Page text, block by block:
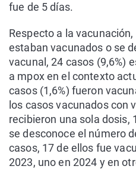
fue de 5 días.
Respecto a la
estaban vacunados o se
vacunal, 24 casos (9,6%)
a mpox en el contexto
casos (1,6%) fueron
los casos vacunados con
recibieron una sola dosis,
se desconoce el número
casos, 17 de ellos fue
2023, uno en 2024 y en